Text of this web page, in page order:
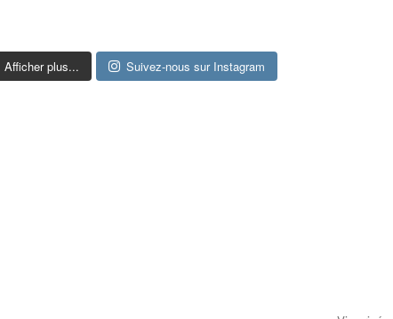
Afficher plus... Suivez-nous sur Instagram